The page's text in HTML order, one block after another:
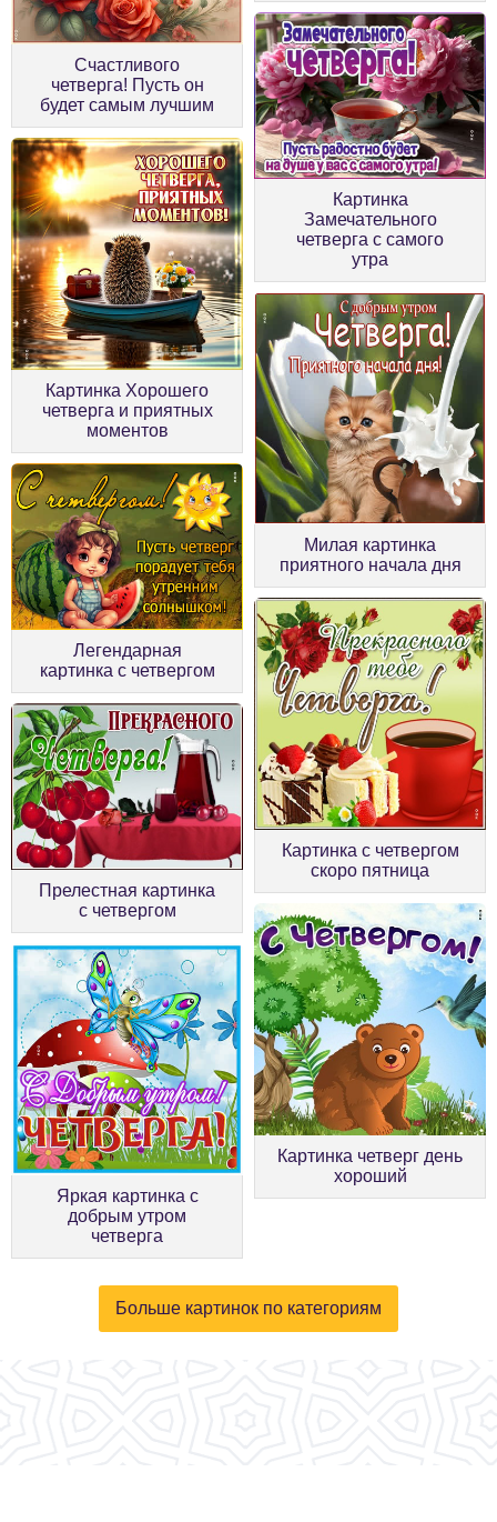
Счастливого
четверга! Пусть он
будет самым лучшим
Картинка Хорошего
четверга и приятных
моментов
Картинка
Замечательного
четверга с самого
утра
Легендарная
картинка с четвергом
Милая картинка
приятного начала дня
Прелестная картинка
с четвергом
Картинка с четвергом
скоро пятница
Яркая картинка с
добрым утром
четверга
Картинка четверг день
хороший
Больше картинок по категориям